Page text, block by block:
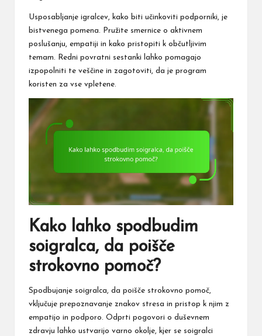
Usposabljanje igralcev, kako biti učinkoviti podporniki, je
bistvenega pomena. Pružite smernice o aktivnem
poslušanju, empatiji in kako pristopiti k občutljivim
temam. Redni povratni sestanki lahko pomagajo
izpopolniti te veščine in zagotoviti, da je program
koristen za vse vpletene.
Kako lahko spodbudim
soigralca, da poišče
strokovno pomoč?
Spodbujanje soigralca, da poišče strokovno pomoč,
vključuje prepoznavanje znakov stresa in pristop k njim z
empatijo in podporo. Odprti pogovori o duševnem
zdravju lahko ustvarijo varno okolje, kjer se soigralci